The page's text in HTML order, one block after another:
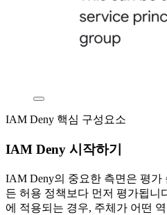
IAM Deny 핵심 구성요소
IAM Deny 시작하기
IAM Deny의 중요한 측면은 평가
든 허용 정책보다 먼저 평가됩니
에 적용되는 경우, 주체가 어떤